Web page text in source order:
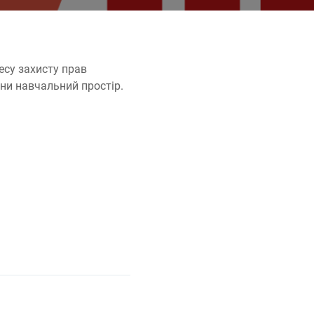
захисту прав
навчальний простір.